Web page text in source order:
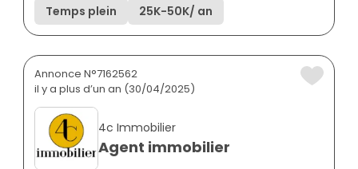
Temps plein
25K-50K/ an
Annonce N°7162562
il y a plus d’un an (30/04/2025)
4c Immobilier
Agent immobilier